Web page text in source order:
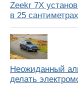
Zeekr 7X
в 25
Неожиданный
делать